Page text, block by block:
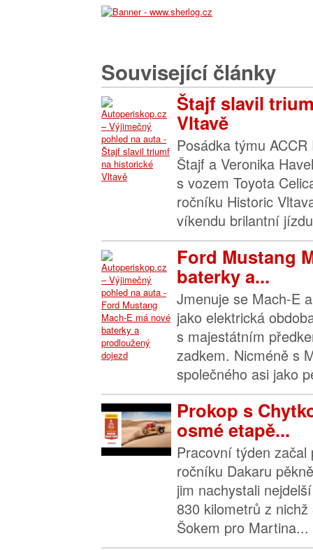
Související články
Štajf slavil
Vltavě
Posádka týmu
Štajf a Veronika
s vozem Toyota
ročníku Historic
víkendu brilantní
Ford Mustang
baterky a...
Jmenuje se Mach-E
jako elektrická
s majestátním
zadkem. Nicméně s
společného asi jako
Prokop s
osmé etapě...
Pracovní týden
ročníku Dakaru
jim nachystali
830 kilometrů z
Šokem pro Martina...